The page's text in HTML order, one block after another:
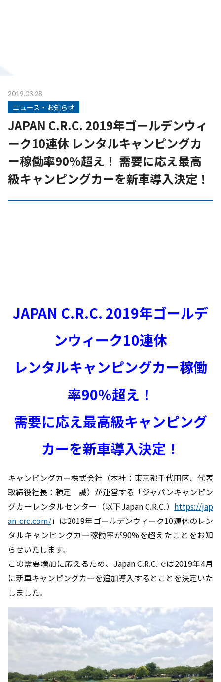
2019.03.28
ニュース・お知らせ
JAPAN C.R.C. 2019年ゴールデンウィ
ーク10連休 レンタルキャンピングカ
ー稼働率90％超え！ 需要に応え最高
級キャンピングカーを新車導入決定！
JAPAN C.R.C. 2019年ゴールデ
ンウィーク10連休
レンタルキャンピングカー稼働
率90％超え！
需要に応え最高級キャンピング
カーを新車導入決定！
キャンピングカー株式会社（本社：東京都千代田区、代表
取締役社長：頼定 誠）が運営する「ジャパンキャンピン
グカーレンタルセンター（以下Japan C.R.C.） https://jap
an-crc.com/」は2019年ゴールデンウィーク10連休のレン
タルキャンピングカー稼働率が90%を超えたことをお知
らせいたします。
この需要増加に応えるため、Japan C.R.C.では2019年4月
に新車キャンピングカーを追加導入するとことを決定いた
しました。